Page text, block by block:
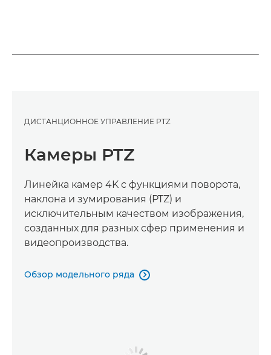
ДИСТАНЦИОННОЕ УПРАВЛЕНИЕ PTZ
Камеры PTZ
Линейка камер 4K с функциями поворота,
наклона и зумирования (PTZ) и
исключительным качеством изображения,
созданных для разных сфер применения и
видеопроизводства.
Обзор модельного ряда 